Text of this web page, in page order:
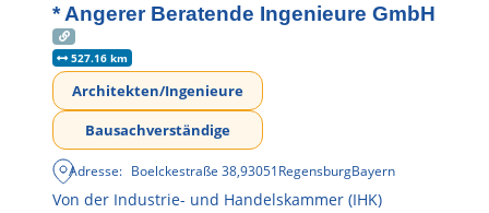
* Angerer Beratende Ingenieure GmbH
527.16 km
Architekten/Ingenieure
Bausachverständige
Adresse: Boelckestraße 38,93051RegensburgBayern
Von der Industrie- und Handelskammer (IHK)